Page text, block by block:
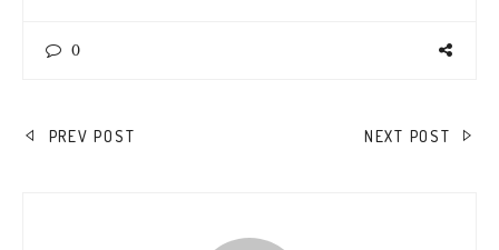
0
NAVEGACIÓN
PREV POST NEXT POST